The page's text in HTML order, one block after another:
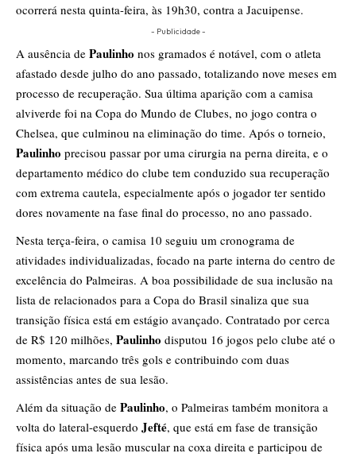
ocorrerá nesta quinta-feira, às 19h30, contra a Jacuipense.
- Publicidade -
A ausência de Paulinho nos gramados é notável, com o atleta
afastado desde julho do ano passado, totalizando nove meses em
processo de recuperação. Sua última aparição com a camisa
alviverde foi na Copa do Mundo de Clubes, no jogo contra o
Chelsea, que culminou na eliminação do time. Após o torneio,
Paulinho precisou passar por uma cirurgia na perna direita, e o
departamento médico do clube tem conduzido sua recuperação
com extrema cautela, especialmente após o jogador ter sentido
dores novamente na fase final do processo, no ano passado.
Nesta terça-feira, o camisa 10 seguiu um cronograma de
atividades individualizadas, focado na parte interna do centro de
excelência do Palmeiras. A boa possibilidade de sua inclusão na
lista de relacionados para a Copa do Brasil sinaliza que sua
transição física está em estágio avançado. Contratado por cerca
de R$ 120 milhões, Paulinho disputou 16 jogos pelo clube até o
momento, marcando três gols e contribuindo com duas
assistências antes de sua lesão.
Além da situação de Paulinho, o Palmeiras também monitora a
volta do lateral-esquerdo Jefté, que está em fase de transição
física após uma lesão muscular na coxa direita e participou de